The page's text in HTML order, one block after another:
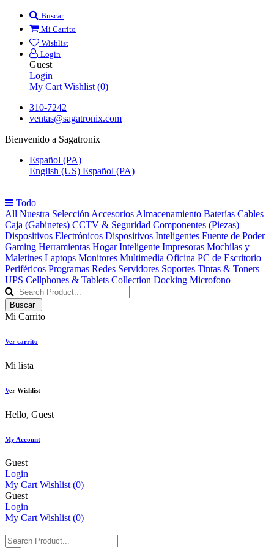
Buscar
Mi Carrito
Wishlist
Login
Guest
Login
My Cart Wishlist (0)
310-7242
ventas@sagatronix.com
Bienvenido a Sagatronix
Español (PA)
English (US) Español (PA)
Todo
All Nuestra Selección Accesorios Almacenamiento Baterías Cables
Caja (Gabinetes) CCTV & Seguridad Componentes (Piezas)
Dispositivos Electrónicos Dispositivos Inteligentes Fuente de Poder
Gaming Herramientas Hogar Inteligente Impresoras Mochilas y
Maletines Laptops Monitores Multimedia Oficina PC de Escritorio
Periféricos Programas Redes Servidores Soportes Tintas & Toners
UPS Cellphones & Tablets Collection Docking Microfono
Buscar
Mi Carrito
Ver carrito
Mi lista
Ver Wishlist
Hello, Guest
My Account
Guest
Login
My Cart Wishlist (0)
Guest
Login
My Cart Wishlist (0)